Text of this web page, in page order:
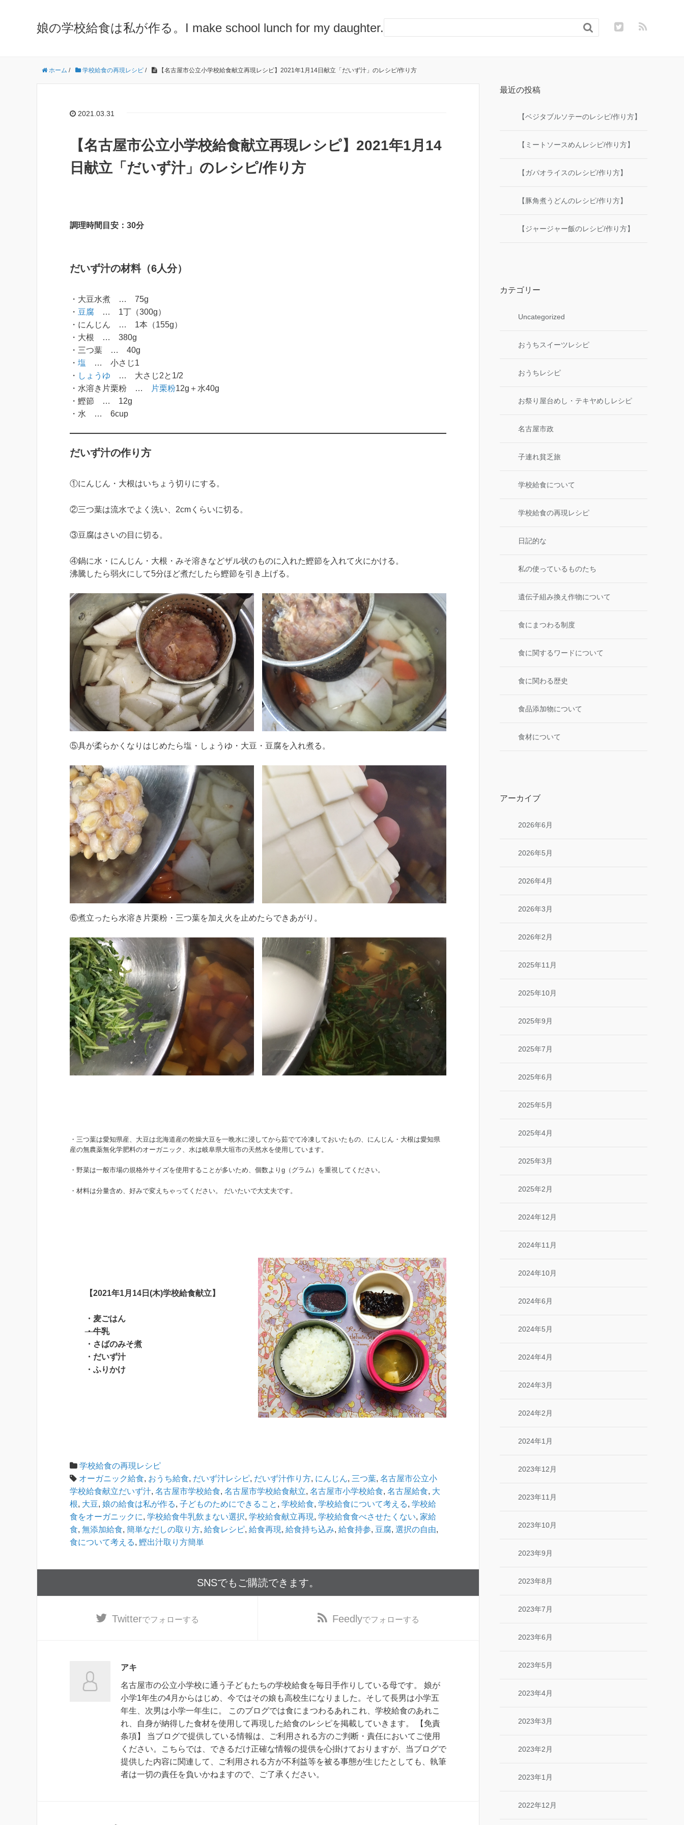
娘の学校給食は私が作る。I make school lunch for my daughter. 
ホーム / 学校給食の再現レシピ / 【名古屋市公立小学校給食献立再現レシピ】2021年1月14日献立「だいず汁」のレシピ/作り方
2021.03.31
【名古屋市公立小学校給食献立再現レシピ】2021年1月14
日献立「だいず汁」のレシピ/作り方
調理時間目安：30分
だいず汁の材料（6人分）
・大豆水煮 … 75g
・ 豆腐 … 1丁（300g）
・にんじん … 1本（155g）
・大根 … 380g
・三つ葉 … 40g
・ 塩 … 小さじ1
・ しょうゆ … 大さじ2と1/2
・水溶き片栗粉 …
片栗粉12g＋水40g
・鰹節 … 12g
・水 … 6cup
だいず汁の作り方
①にんじん・大根はいちょう切りにする。
②三つ葉は流水でよく洗い、2cmくらいに切る。
③豆腐はさいの目に切る。
④鍋に水・にんじん・大根・みそ溶きなどザル状のものに入れた鰹節を入れて火にかける。
沸騰したら弱火にして5分ほど煮だしたら鰹節を引き上げる。
⑤具が柔らかくなりはじめたら塩・しょうゆ・大豆・豆腐を入れ煮る。
⑥煮立ったら水溶き片栗粉・三つ葉を加え火を止めたらできあがり。
・三つ葉は愛知県産、大豆は北海道産の乾燥大豆を一晩水に浸してから茹でて冷凍しておいたもの、にんじん・大根は愛知県
産の無農薬無化学肥料のオーガニック、水は岐阜県大垣市の天然水を使用しています。
・野菜は一般市場の規格外サイズを使用することが多いため、個数よりg（グラム）を重視してください。
・材料は分量含め、好みで変えちゃってください。 だいたいで大丈夫です。
【2021年1月14日(木)学校給食献立】
・麦ごはん
・牛乳
・さばのみそ煮
・だいず汁
・ふりかけ
学校給食の再現レシピ
オーガニック給食, おうち給食, だいず汁レシピ, だいず汁作り方, にんじん, 三つ葉, 名古屋市公立小
学校給食献立だいず汁, 名古屋市学校給食, 名古屋市学校給食献立, 名古屋市小学校給食, 名古屋給食, 大
根, 大豆, 娘の給食は私が作る, 子どものためにできること , 学校給食, 学校給食について考える, 学校給
食をオーガニックに, 学校給食牛乳飲まない選択, 学校給食献立再現, 学校給食食べさせたくない, 家給
食, 無添加給食, 簡単なだしの取り方, 給食レシピ, 給食再現, 給食持ち込み, 給食持参, 豆腐, 選択の自由,
食について考える, 鰹出汁取り方簡単
SNSでもご購読できます。
Twitterでフォローする Feedlyでフォローする
アキ
名古屋市の公立小学校に通う子どもたちの学校給食を毎日手作りしている母です。 娘が
小学1年生の4月からはじめ、今ではその娘も高校生になりました。そして長男は小学五
年生、次男は小学一年生に。 このブログでは食にまつわるあれこれ、学校給食のあれこ
れ、自身が納得した食材を使用して再現した給食のレシピを掲載していきます。 【免責
条項】 当ブログで提供している情報は、ご利用される方のご判断・責任においてご使用
ください。こちらでは、できるだけ正確な情報の提供を心掛けておりますが、当ブログで
提供した内容に関連して、ご利用される方が不利益等を被る事態が生じたとしても、執筆
者は一切の責任を負いかねますので、ご了承ください。
最近の投稿
【ベジタブルソテーのレシピ/作り方】
【ミートソースめんレシピ/作り方】
【ガパオライスのレシピ/作り方】
【豚角煮うどんのレシピ/作り方】
【ジャージャー飯のレシピ/作り方】
カテゴリー
Uncategorized
おうちスイーツレシピ
おうちレシピ
お祭り屋台めし・テキヤめしレシピ
名古屋市政
子連れ貧乏旅
学校給食について
学校給食の再現レシピ
日記的な
私の使っているものたち
遺伝子組み換え作物について
食にまつわる制度
食に関するワードについて
食に関わる歴史
食品添加物について
食材について
アーカイブ
2026年6月
2026年5月
2026年4月
2026年3月
2026年2月
2025年11月
2025年10月
2025年9月
2025年7月
2025年6月
2025年5月
2025年4月
2025年3月
2025年2月
2024年12月
2024年11月
2024年10月
2024年6月
2024年5月
2024年4月
2024年3月
2024年2月
2024年1月
2023年12月
2023年11月
2023年10月
2023年9月
2023年8月
2023年7月
2023年6月
2023年5月
2023年4月
2023年3月
2023年2月
2023年1月
2022年12月